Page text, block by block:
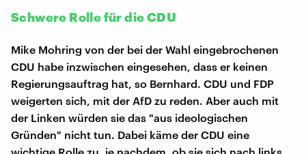
Schwere Rolle für die CDU
Mike Mohring von der bei der Wahl eingebrochenen
CDU habe inzwischen eingesehen, dass er keinen
Regierungsauftrag hat, so Bernhard. CDU und FDP
weigerten sich, mit der AfD zu reden. Aber auch mit
der Linken würden sie das "aus ideologischen
Gründen" nicht tun. Dabei käme der CDU eine